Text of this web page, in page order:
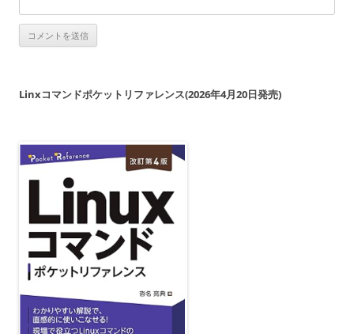
Linxコマンドポケットリファレンス(2026年4月20日発売)